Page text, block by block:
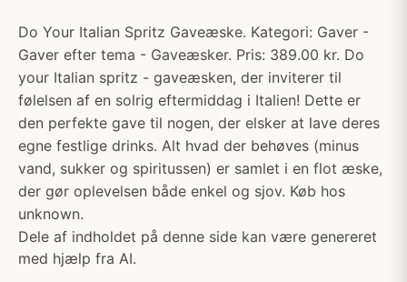
Do Your Italian Spritz Gaveæske. Kategori: Gaver -
Gaver efter tema - Gaveæsker. Pris: 389.00 kr. Do
your Italian spritz - gaveæsken, der inviterer til
følelsen af en solrig eftermiddag i Italien! Dette er
den perfekte gave til nogen, der elsker at lave deres
egne festlige drinks. Alt hvad der behøves (minus
vand, sukker og spiritussen) er samlet i en flot æske,
der gør oplevelsen både enkel og sjov. Køb hos
unknown.
Dele af indholdet på denne side kan være genereret
med hjælp fra AI.